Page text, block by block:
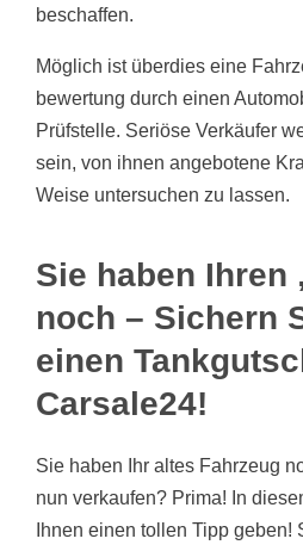
beschaffen.
Möglich ist überdies eine
bewertung durch einen
Prüfstelle. Seriöse Verkäufer
sein, von ihnen angebotene
Weise untersuchen zu lassen.
Sie haben Ihren
noch – Sichern
einen
Carsale24!
Sie haben Ihr altes Fahrzeug
nun verkaufen? Prima! In
Ihnen einen tollen Tipp geben!